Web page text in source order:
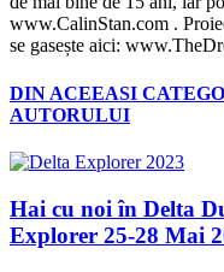
www.CalinStan.com .
se gasește aici:
DIN ACEEASI
AUTORULUI
Hai cu noi în Delta
Explorer 25-28 Mai